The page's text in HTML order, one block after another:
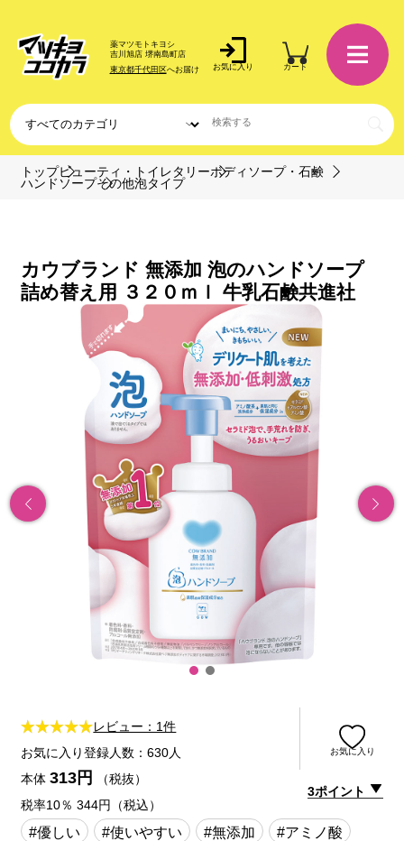
薬マツモトキヨシ
吉川旭店 堺南島町店
東京都千代田区へお届け お気に入り カート
トップビューティ・トイレタリーボディソープ・石鹸
ハンドソープその他泡タイプ
カウブランド 無添加 泡のハンドソープ
詰め替え用 ３２０ｍｌ 牛乳石鹸共進社
レビュー：1件
お気に入り登録人数：630人
お気に入り
本体 313円
（税抜）
税率10％ 344円（税込）
3ポイント
#優しい #使いやすい #無添加
#アミノ酸